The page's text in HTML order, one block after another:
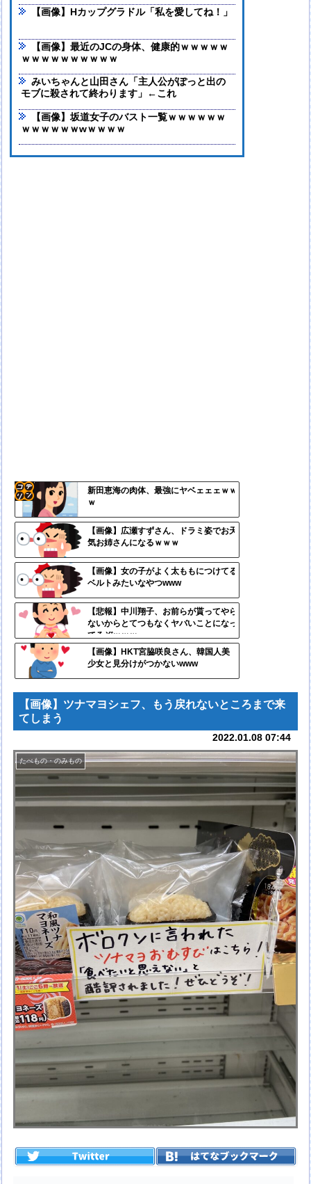
【画像】Hカップグラドル「私を愛してね！」
【画像】最近のJCの身体、健康的ｗｗｗｗｗ
ｗｗｗｗｗｗｗｗｗｗ
みいちゃんと山田さん「主人公がぽっと出の
モブに殺されて終わります」←これ
【画像】坂道女子のバスト一覧ｗｗｗｗｗｗ
ｗｗｗｗｗｗwｗｗｗｗ
新田恵海の肉体、最強にヤベェェェｗｗ
ｗ
【画像】広瀬すずさん、ドラミ姿でお天
気お姉さんになるｗｗｗ
【画像】女の子がよく太ももにつけてる
ベルトみたいなやつwww
【悲報】中川翔子、お前らが貰ってやら
ないからとてつもなくヤバいことになっ
てるぞｗｗｗ
【画像】HKT宮脇咲良さん、韓国人美
少女と見分けがつかないwww
コテ
ンク
ツー
【画像】ツナマヨシェフ、もう戻れないところまで来
てしまう
2022.01.08 07:44
たべもの・のみもの